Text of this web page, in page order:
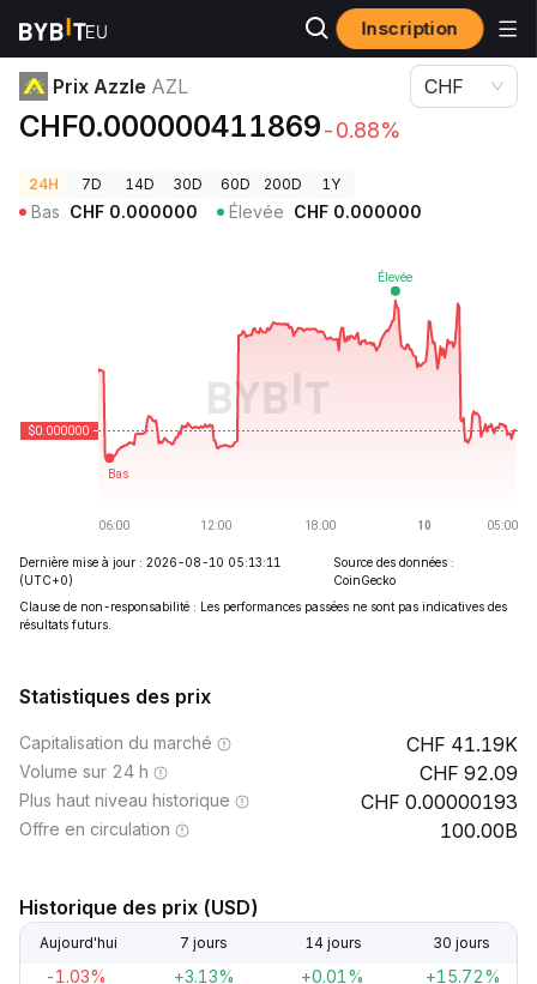
Inscription
Prix des cryptos
Prix Azzle AZL
CHF0.000000411869-0.88%
CHF
24H 7D 14D 30D 60D 200D 1Y
Bas CHF 0.000000 Élevée CHF 0.000000
Dernière mise à jour : 2026-08-10 05:13:11
(UTC+0)
Source des données :
CoinGecko
Clause de non-responsabilité : Les performances passées ne sont pas indicatives des
résultats futurs.
Statistiques des prix
Capitalisation du marché 41.19K
Volume sur 24 h 92.09
Plus haut niveau historique 0.00000193
Offre en circulation 100.00B
Historique des prix (USD)
Aujourd'hui 7 jours 14 jours 30 jours
-1.03% +3.13% +0.01% +15.72%